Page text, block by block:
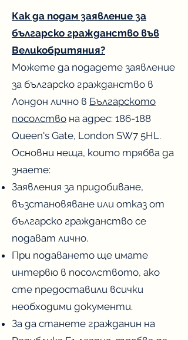
Как да подам заявление за
българско гражданство във
Великобритяния?
Можете да подадете заявление
за българско гражданство в
Лондон лично в Българското
посолство на адрес: 186-188
Queen's Gate, London SW7 5HL.
Основни неща, които трябва да
знаете:
Заявления за придобиване,
възстановяване или отказ от
българско гражданство се
подават лично.
При подаването ще имате
интервю в посолството, ако
сте предоставили всички
необходими документи.
За да станете гражданин на